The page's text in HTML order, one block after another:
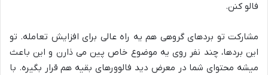
فالو کنن.
مشارکت تو بردهای گروهی هم یه راه عالی برای افزایش تعامله. تو
این بردها، چند نفر روی یه موضوع خاص پین می ذارن و این باعث
میشه محتوای شما در معرض دید فالوورهای بقیه هم قرار بگیره. با